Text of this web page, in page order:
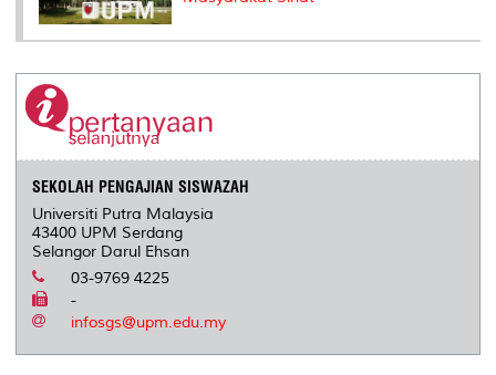
SEKOLAH PENGAJIAN SISWAZAH
Universiti Putra Malaysia
43400 UPM Serdang
Selangor Darul Ehsan
03-9769 4225
-
infosgs@upm.edu.my